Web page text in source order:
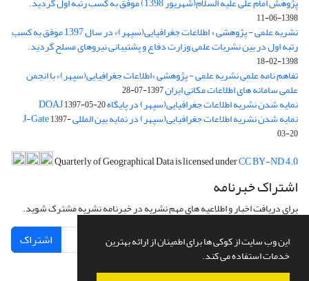
این وب سایت از کوکی ها برای اطمینان از ارائه بهترین
خدمات استفاده می کند.
1398-06-11
نشریه علمی - پژوهشی « اطلاعات جغرافیایی(سپهر)» در سال 1397 موفق به کسب
رتبه اول در بین نشریات علمی وزارت دفاع و پشتیبانی نیروهای مسلح گردید.
1398-02-18
تفاهم نامه علمی نشریه علمی - پژوهشی «اطلاعات جغرافیایی(سپهر)» با انجمن
علمی سامانه های اطلاعات مکانی ایران1397-07-28
نمایه شدن نشریه اطلاعات جغرافیایی(سپهر) در پایگاه DOAJ1397-05-20
نمایه شدن نشریه اطلاعات جغرافیایی(سپهر) در نمایه بین المللی J-Gate1397-
03-20
Quarterly of Geographical Data is licensed underCC BY-ND 4.0
اشتراک خبرنامه
برای دریافت اخبار و اطلاعیه های مهم نشریه در خبرنامه نشریه مشترک شوید.
اشتراک